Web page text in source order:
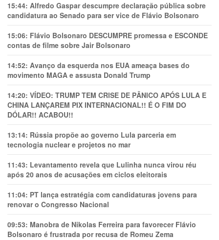
15:44: Alfredo Gaspar descumpre declaração pública sobre
candidatura ao Senado para ser vice de Flávio Bolsonaro
15:06: Flávio Bolsonaro DESCUMPRE promessa e ESCONDE
contas de filme sobre Jair Bolsonaro
14:52: Avanço da esquerda nos EUA ameaça bases do
movimento MAGA e assusta Donald Trump
14:20: VÍDEO: TRUMP TEM CRlSE DE PÂNlCO APÓS LULA E
CHINA LANÇAREM PIX INTERNACIONAL!! É O FIM DO
DÓLAR!! ACABOU!!
13:14: Rússia propõe ao governo Lula parceria em
tecnologia nuclear e projetos no mar
11:43: Levantamento revela que Lulinha nunca virou réu
após 20 anos de acusações em ciclos eleitorais
11:04: PT lança estratégia com candidaturas jovens para
renovar o Congresso Nacional
09:53: Manobra de Nikolas Ferreira para favorecer Flávio
Bolsonaro é frustrada por recusa de Romeu Zema